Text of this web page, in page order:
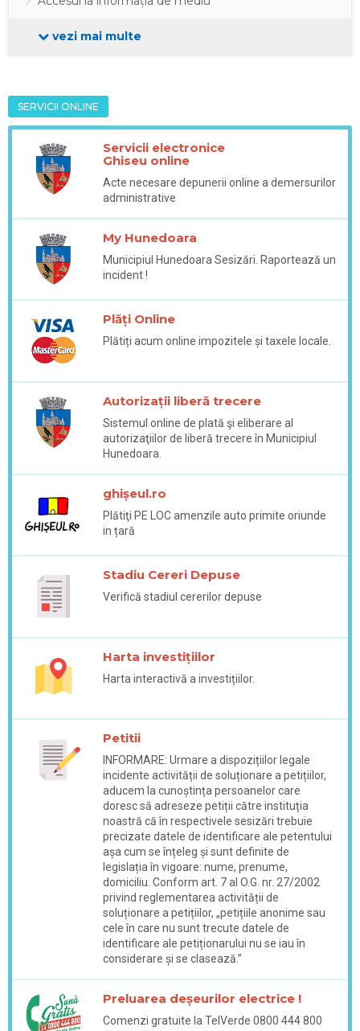
vezi mai multe
SERVICII ONLINE
Servicii electronice
Ghiseu online
Acte necesare depunerii online a demersurilor
administrative
My Hunedoara
Municipiul Hunedoara Sesizări. Raportează un
incident !
Plăți Online
Plătiți acum online impozitele și taxele locale.
Autorizații liberă trecere
Sistemul online de plată şi eliberare al
autorizaţiilor de liberă trecere în Municipiul
Hunedoara.
ghișeul.ro
Plătiţi PE LOC amenzile auto primite oriunde
in țară
Stadiu Cereri Depuse
Verifică stadiul cererilor depuse
Harta investițiilor
Harta interactivă a investițiilor.
Petitii
INFORMARE: Urmare a dispozițiilor legale
incidente activității de soluționare a petițiilor,
aducem la cunoștința persoanelor care
doresc să adreseze petiții către instituția
noastră că în respectivele sesizări trebuie
precizate datele de identificare ale petentului
așa cum se înțeleg și sunt definite de
legislația în vigoare: nume, prenume,
domiciliu. Conform art. 7 al O.G. nr. 27/2002
privind reglementarea activității de
soluționare a petițiilor, „petițiile anonime sau
cele în care nu sunt trecute datele de
identificare ale petiționarului nu se iau în
considerare și se clasează.”
Preluarea deșeurilor electrice !
Comenzi gratuite la TelVerde 0800 444 800